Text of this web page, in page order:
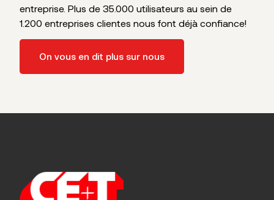
entreprise. Plus de 35.000 utilisateurs au sein de
1.200 entreprises clientes nous font déjà confiance!
On vous en dit plus sur nous